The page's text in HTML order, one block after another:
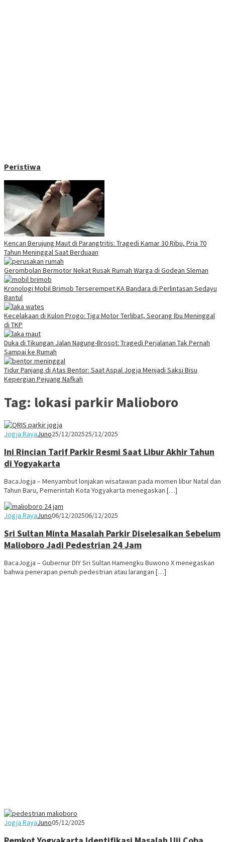
Peristiwa
Kencan Berujung Maut di Parangtritis: Tragedi Kamar 30 Ribu, Pria 70
Tahun Meninggal Saat Berduaan
Gerombolan Bermotor Nekat Rusak Rumah Warga di Godean Sleman
Kronologi Mobil Brimob Terserempet KA Bandara di Perlintasan Sedayu
Bantul
Kecelakaan di Kulon Progo: Tiga Motor Terlibat, Seorang Ibu Meninggal
di TKP
Duka di Tikungan Jalan Nagung-Brosot: Tragedi Perjalanan Tak Pernah
Sampai ke Rumah
Tidur Panjang di Atas Bentor: Saat Aspal Jogja Menjadi Saksi Bisu
Kepergian Pejuang Nafkah
Tag: lokasi parkir Malioboro
Jogja RayaJuno25/12/202525/12/2025
Ini Rincian Tarif Parkir Resmi Saat Libur Akhir Tahun
di Yogyakarta
BacaJogja – Menyambut lonjakan wisatawan pada momen libur Natal dan
Tahun Baru, Pemerintah Kota Yogyakarta menegaskan […]
Jogja RayaJuno06/12/202506/12/2025
Sri Sultan Minta Masalah Parkir Diselesaikan Sebelum
Malioboro Jadi Pedestrian 24 Jam
BacaJogja – Gubernur DIY Sri Sultan Hamengku Buwono X menegaskan
bahwa penerapan penuh pedestrian atau larangan […]
Jogja RayaJuno05/12/2025